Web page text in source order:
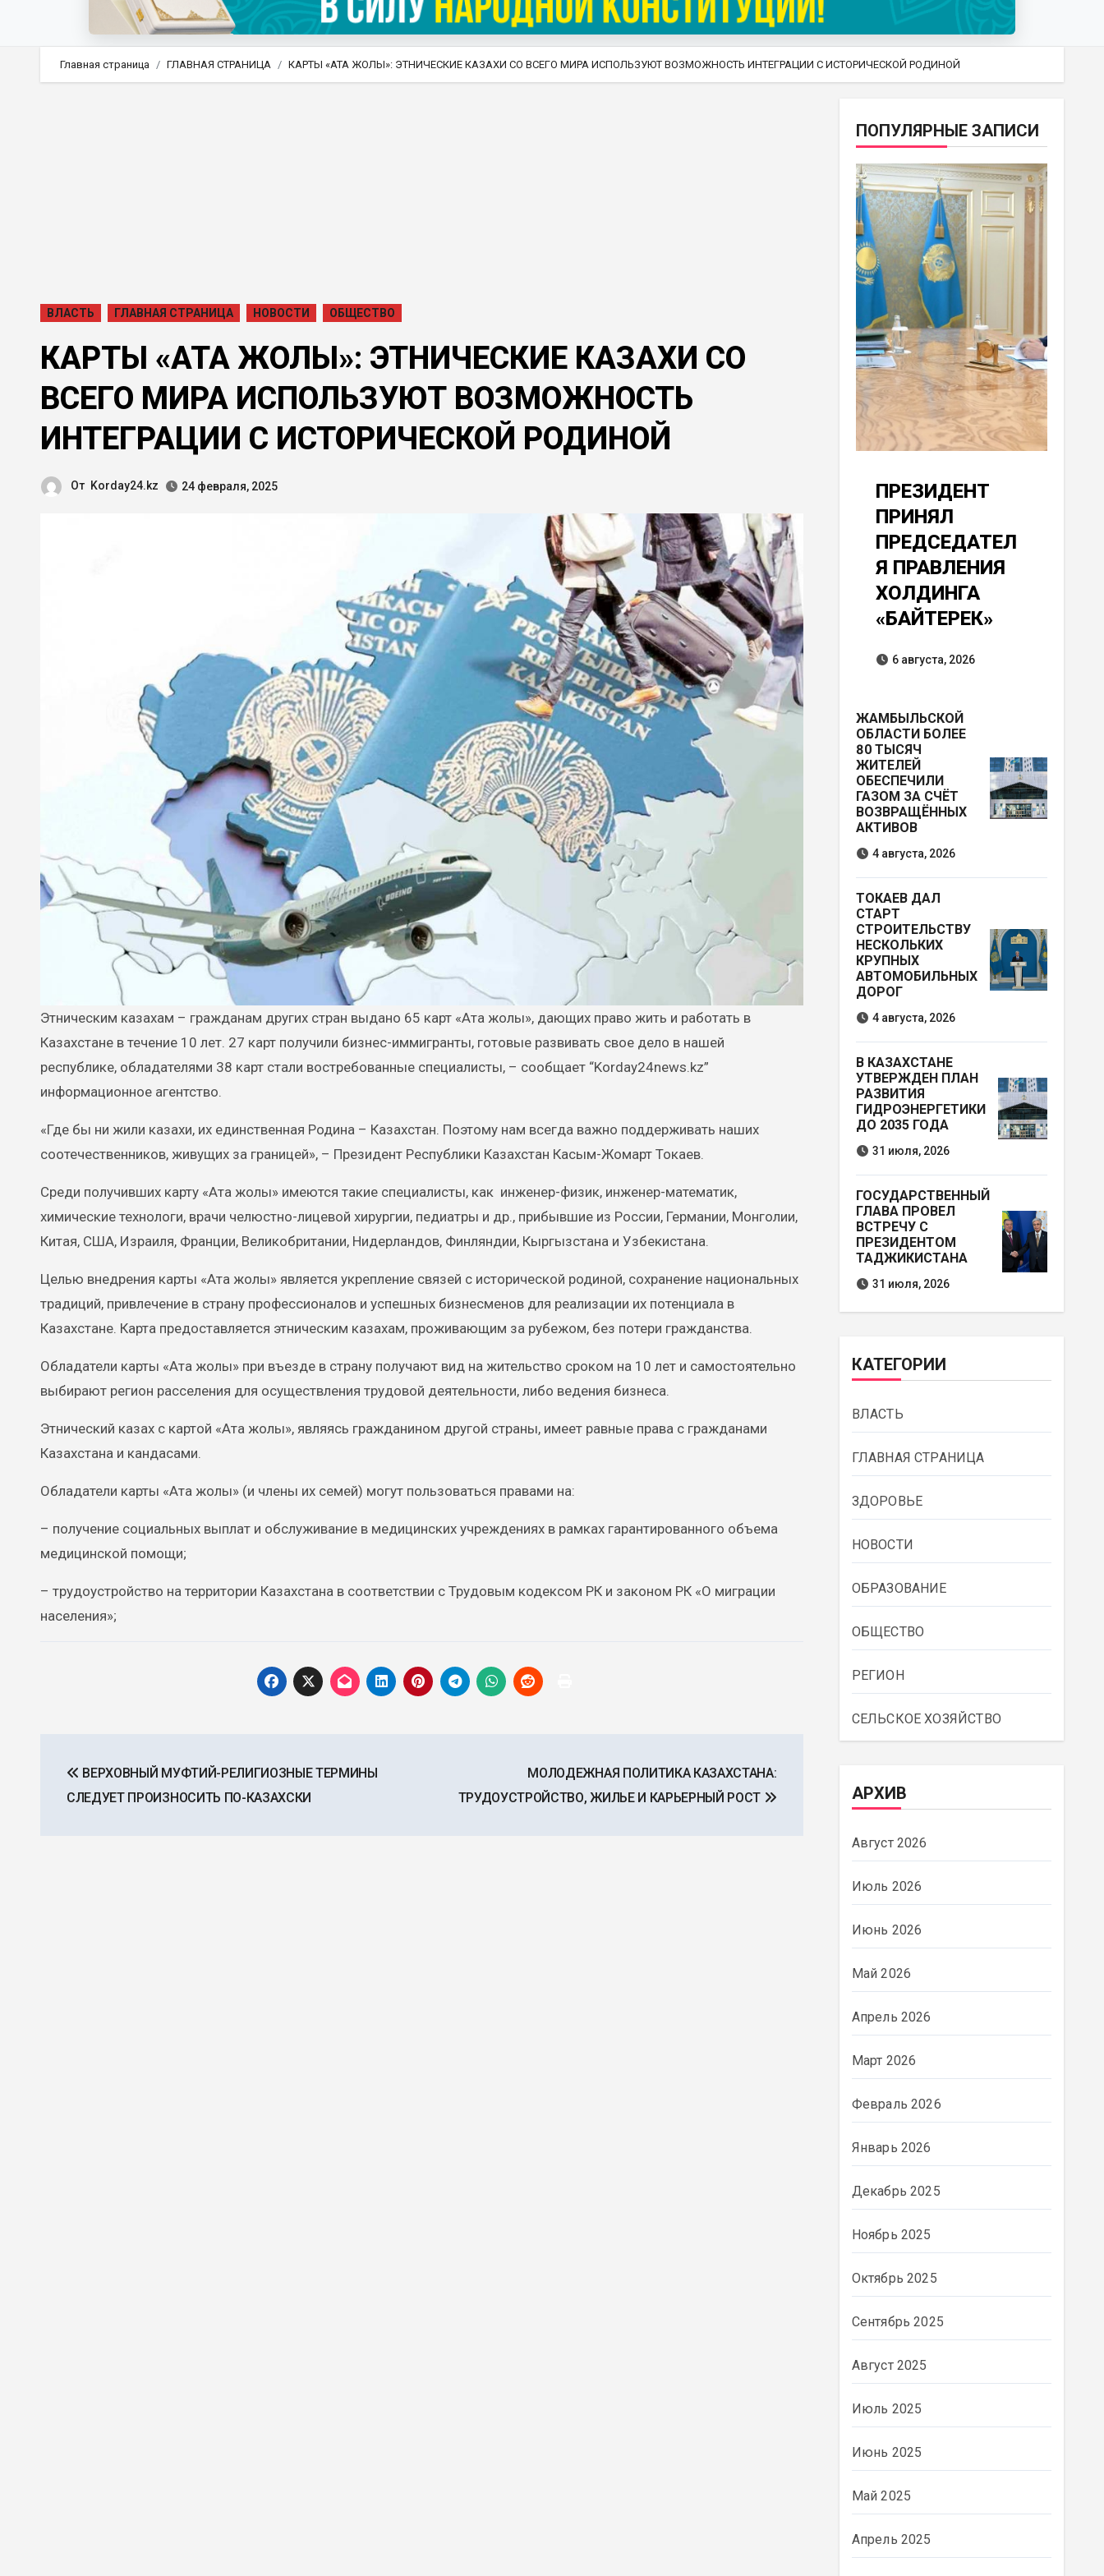
Главная страница ГЛАВНАЯ СТРАНИЦА КАРТЫ «АТА ЖОЛЫ»: ЭТНИЧЕСКИЕ КАЗАХИ СО ВСЕГО МИРА ИСПОЛЬЗУЮТ ВОЗМОЖНОСТЬ ИНТЕГРАЦИИ С ИСТОРИЧЕСКОЙ РОДИНОЙ
ВЛАСТЬ ГЛАВНАЯ СТРАНИЦА НОВОСТИ ОБЩЕСТВО
КАРТЫ «АТА ЖОЛЫ»: ЭТНИЧЕСКИЕ КАЗАХИ СО
ВСЕГО МИРА ИСПОЛЬЗУЮТ ВОЗМОЖНОСТЬ
ИНТЕГРАЦИИ С ИСТОРИЧЕСКОЙ РОДИНОЙ
От Korday24.kz 24 февраля, 2025
Этническим казахам – гражданам других стран выдано 65 карт «Ата жолы», дающих право жить и работать в
Казахстане в течение 10 лет. 27 карт получили бизнес-иммигранты, готовые развивать свое дело в нашей
республике, обладателями 38 карт стали востребованные специалисты, – сообщает “Korday24news.kz”
информационное агентство.
«Где бы ни жили казахи, их единственная Родина – Казахстан. Поэтому нам всегда важно поддерживать наших
соотечественников, живущих за границей», – Президент Республики Казахстан Касым-Жомарт Токаев.
Среди получивших карту «Ата жолы» имеются такие специалисты, как инженер-физик, инженер-математик,
химические технологи, врачи челюстно-лицевой хирургии, педиатры и др., прибывшие из России, Германии, Монголии,
Китая, США, Израиля, Франции, Великобритании, Нидерландов, Финляндии, Кыргызстана и Узбекистана.
Целью внедрения карты «Ата жолы» является укрепление связей с исторической родиной, сохранение национальных
традиций, привлечение в страну профессионалов и успешных бизнесменов для реализации их потенциала в
Казахстане. Карта предоставляется этническим казахам, проживающим за рубежом, без потери гражданства.
Обладатели карты «Ата жолы» при въезде в страну получают вид на жительство сроком на 10 лет и самостоятельно
выбирают регион расселения для осуществления трудовой деятельности, либо ведения бизнеса.
Этнический казах с картой «Ата жолы», являясь гражданином другой страны, имеет равные права с гражданами
Казахстана и кандасами.
Обладатели карты «Ата жолы» (и члены их семей) могут пользоваться правами на:
– получение социальных выплат и обслуживание в медицинских учреждениях в рамках гарантированного объема
медицинской помощи;
– трудоустройство на территории Казахстана в соответствии с Трудовым кодексом РК и законом РК «О миграции
населения»;
по
ВЕРХОВНЫЙ МУФТИЙ-РЕЛИГИОЗНЫЕ ТЕРМИНЫ
СЛЕДУЕТ ПРОИЗНОСИТЬ ПО-КАЗАХСКИ
МОЛОДЕЖНАЯ ПОЛИТИКА КАЗАХСТАНА:
ТРУДОУСТРОЙСТВО, ЖИЛЬЕ И КАРЬЕРНЫЙ РОСТ
ПОПУЛЯРНЫЕ ЗАПИСИ
ПРЕЗИДЕНТ
ПРИНЯЛ
ПРЕДСЕДАТЕЛ
Я ПРАВЛЕНИЯ
ХОЛДИНГА
«БАЙТЕРЕК»
6 августа, 2026
ЖАМБЫЛЬСКОЙ
ОБЛАСТИ БОЛЕЕ
80 ТЫСЯЧ
ЖИТЕЛЕЙ
ОБЕСПЕЧИЛИ
ГАЗОМ ЗА СЧЁТ
ВОЗВРАЩЁННЫХ
АКТИВОВ
4 августа, 2026
ТОКАЕВ ДАЛ
СТАРТ
СТРОИТЕЛЬСТВУ
НЕСКОЛЬКИХ
КРУПНЫХ
АВТОМОБИЛЬНЫХ
ДОРОГ
4 августа, 2026
В КАЗАХСТАНЕ
УТВЕРЖДЕН ПЛАН
РАЗВИТИЯ
ГИДРОЭНЕРГЕТИКИ
ДО 2035 ГОДА
31 июля, 2026
ГОСУДАРСТВЕННЫЙ
ГЛАВА ПРОВЕЛ
ВСТРЕЧУ С
ПРЕЗИДЕНТОМ
ТАДЖИКИСТАНА
31 июля, 2026
КАТЕГОРИИ
ВЛАСТЬ
ГЛАВНАЯ СТРАНИЦА
ЗДОРОВЬЕ
НОВОСТИ
ОБРАЗОВАНИЕ
ОБЩЕСТВО
РЕГИОН
СЕЛЬСКОЕ ХОЗЯЙСТВО
АРХИВ
Август 2026
Июль 2026
Июнь 2026
Май 2026
Апрель 2026
Март 2026
Февраль 2026
Январь 2026
Декабрь 2025
Ноябрь 2025
Октябрь 2025
Сентябрь 2025
Август 2025
Июль 2025
Июнь 2025
Май 2025
Апрель 2025
ВЛАСТЬ